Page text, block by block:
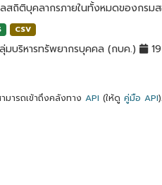
สถิติบุคลากรภายในทั้งหมดของกรม
CSV
บริหารทรัพยากรบุคคล (กบค.)
มารถเข้าถึงคลังทาง API (ให้ดู คู่มือ API).